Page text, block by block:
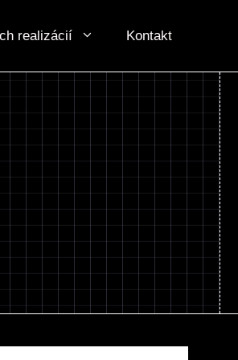
realizácií Kontakt